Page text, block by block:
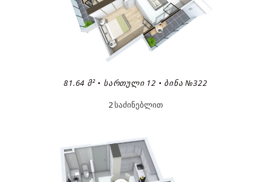
81.64 Მ² • ᲡᲐᲠᲗᲣᲚᲘ 12 • ᲑᲘᲜᲐ №322
2 საძინებლით